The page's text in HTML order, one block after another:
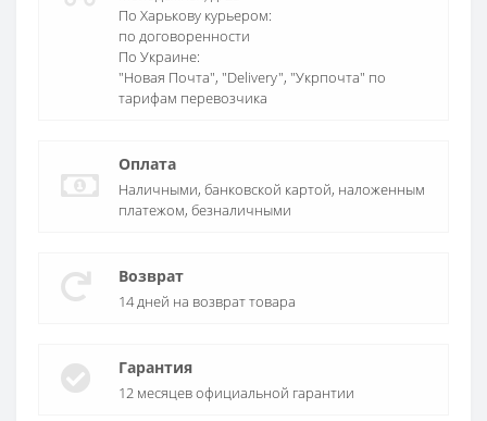
По Харькову курьером:
по договоренности
По Украине:
"Новая Почта", "Delivery", "Укрпочта" по
тарифам перевозчика
Оплата
Наличными, банковской картой, наложенным
платежом, безналичными
Возврат
14 дней на возврат товара
Гарантия
12 месяцев официальной гарантии